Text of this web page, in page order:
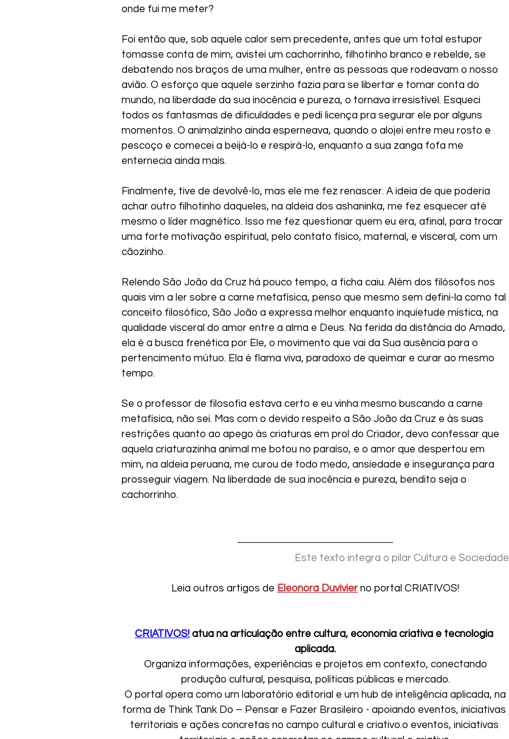
onde fui me meter?
Foi então que, sob aquele calor sem precedente, antes que um total estupor
tomasse conta de mim, avistei um cachorrinho, filhotinho branco e rebelde, se
debatendo nos braços de uma mulher, entre as pessoas que rodeavam o nosso
avião. O esforço que aquele serzinho fazia para se libertar e tomar conta do
mundo, na liberdade da sua inocência e pureza, o tornava irresistível. Esqueci
todos os fantasmas de dificuldades e pedi licença pra segurar ele por alguns
momentos. O animalzinho ainda esperneava, quando o alojei entre meu rosto e
pescoço e comecei a beijá-lo e respirá-lo, enquanto a sua zanga fofa me
enternecia ainda mais.
Finalmente, tive de devolvê-lo, mas ele me fez renascer. A ideia de que poderia
achar outro filhotinho daqueles, na aldeia dos ashaninka, me fez esquecer até
mesmo o líder magnético. Isso me fez questionar quem eu era, afinal, para trocar
uma forte motivação espiritual, pelo contato físico, maternal, e visceral, com um
cãozinho.
Relendo São João da Cruz há pouco tempo, a ficha caiu. Além dos filósofos nos
quais vim a ler sobre a carne metafísica, penso que mesmo sem defini-la como tal
conceito filosófico, São João a expressa melhor enquanto inquietude mística, na
qualidade visceral do amor entre a alma e Deus. Na ferida da distância do Amado,
ela é a busca frenética por Ele, o movimento que vai da Sua ausência para o
pertencimento mútuo. Ela é flama viva, paradoxo de queimar e curar ao mesmo
tempo.
Se o professor de filosofia estava certo e eu vinha mesmo buscando a carne
metafísica, não sei. Mas com o devido respeito a São João da Cruz e às suas
restrições quanto ao apego às criaturas em prol do Criador, devo confessar que
aquela criaturazinha animal me botou no paraíso, e o amor que despertou em
mim, na aldeia peruana, me curou de todo medo, ansiedade e insegurança para
prosseguir viagem. Na liberdade de sua inocência e pureza, bendito seja o
cachorrinho.
Este texto integra o pilar Cultura e Sociedade
Leia outros artigos de Eleonora Duvivier no portal CRIATIVOS!
CRIATIVOS! atua na articulação entre cultura, economia criativa e tecnologia
aplicada.
Organiza informações, experiências e projetos em contexto, conectando
produção cultural, pesquisa, políticas públicas e mercado.
O portal opera como um laboratório editorial e um hub de inteligência aplicada, na
forma de Think Tank Do – Pensar e Fazer Brasileiro - apoiando eventos, iniciativas
territoriais e ações concretas no campo cultural e criativo.o eventos, iniciativas